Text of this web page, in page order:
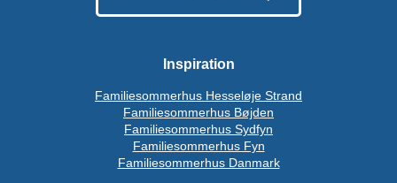
Inspiration
Familiesommerhus Hesseløje Strand
Familiesommerhus Bøjden
Familiesommerhus Sydfyn
Familiesommerhus Fyn
Familiesommerhus Danmark